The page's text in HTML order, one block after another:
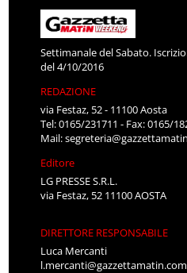
Settimanale del Sabato.
del 4/10/2016
REDAZIONE
via Festaz, 52 - 11100 Aosta
Tel: 0165/231711 - Fax: 0165/
Mail:
Editore
LG PRESSE S.R.L.
via Festaz, 52 11100 AOSTA
DIRETTORE RESPONSABILE
Luca Mercanti
l.mercanti@gazzettamatin.com